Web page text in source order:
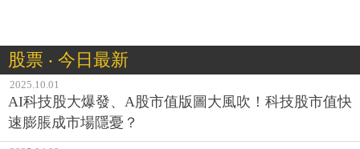
股票 ‧ 今日最新
2025.10.01
AI科技股大爆發、A股市值版圖大風吹！科技股市值快
速膨脹成市場隱憂？